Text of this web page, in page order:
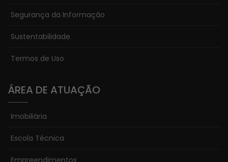
Segurança da Informação
Sustentabilidade
Termos de Uso
ÁREA DE ATUAÇÃO
Imobiliária
Escola Técnica
Empreendimentos